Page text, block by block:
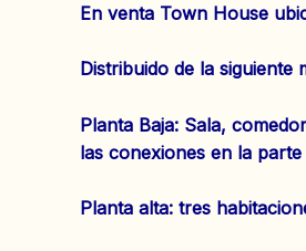
En venta Town House
Distribuido de la siguiente
Planta Baja: Sala,
las conexiones en la
Planta alta: tres